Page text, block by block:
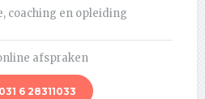
coaching en opleiding
afspraken
6 28311033